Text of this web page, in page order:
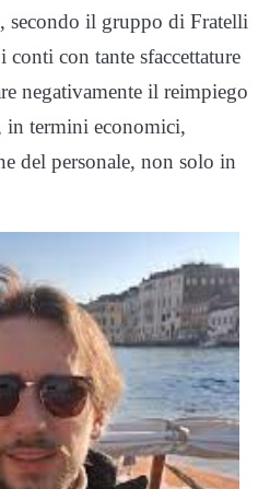
il gruppo di Fratelli
conti con tante sfaccettature
negativamente il reimpiego
in termini economici,
del personale, non solo in